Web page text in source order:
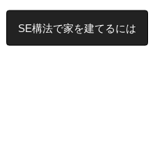
SE構法で家を建てるには